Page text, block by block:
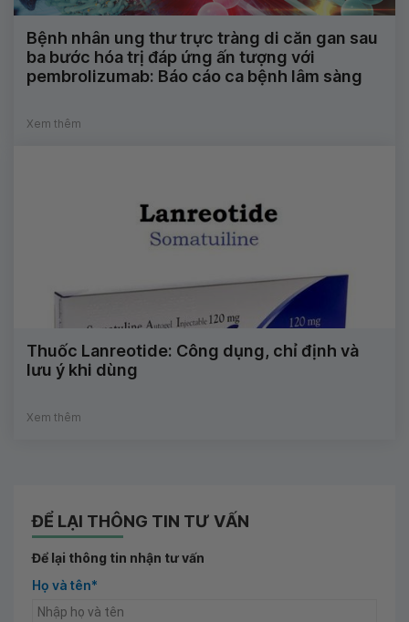
Bệnh nhân ung thư trực tràng di căn gan sau
ba bước hóa trị đáp ứng ấn tượng với
pembrolizumab: Báo cáo ca bệnh lâm sàng
Xem thêm
Thuốc Lanreotide: Công dụng, chỉ định và
lưu ý khi dùng
Xem thêm
ĐỂ LẠI THÔNG TIN TƯ VẤN
Để lại thông tin nhận tư vấn
Họ và tên*